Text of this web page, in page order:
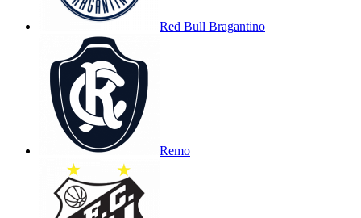
Red Bull Bragantino
Remo